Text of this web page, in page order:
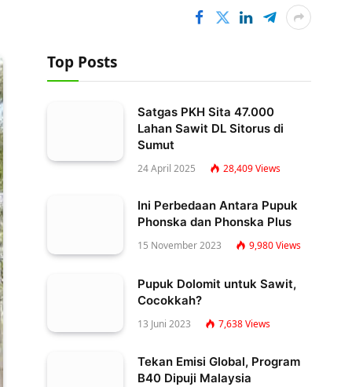
Top Posts
Satgas PKH Sita 47.000
Lahan Sawit DL Sitorus di
Sumut
24 April 2025 28,409Views
Ini Perbedaan Antara Pupuk
Phonska dan Phonska Plus
15 November 2023 9,980Views
Pupuk Dolomit untuk Sawit,
Cocokkah?
13 Juni 2023 7,638Views
Tekan Emisi Global, Program
B40 Dipuji Malaysia